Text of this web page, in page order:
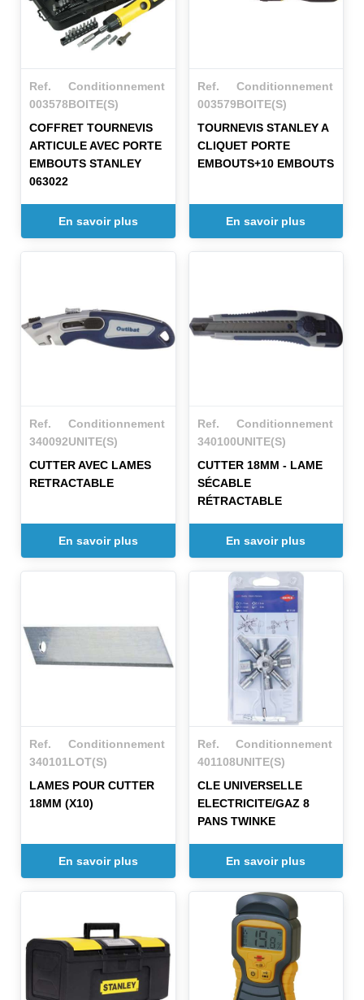
Ref.
003578
Conditionnement
BOITE(S)
COFFRET TOURNEVIS
ARTICULE AVEC PORTE
EMBOUTS STANLEY
063022
En savoir plus
Ref.
003579
Conditionnement
BOITE(S)
TOURNEVIS STANLEY A
CLIQUET PORTE
EMBOUTS+10 EMBOUTS
En savoir plus
Ref.
340092
Conditionnement
UNITE(S)
CUTTER AVEC LAMES
RETRACTABLE
En savoir plus
Ref.
340100
Conditionnement
UNITE(S)
CUTTER 18MM - LAME
SÉCABLE
RÉTRACTABLE
En savoir plus
Ref.
340101
Conditionnement
LOT(S)
LAMES POUR CUTTER
18MM (X10)
En savoir plus
Ref.
401108
Conditionnement
UNITE(S)
CLE UNIVERSELLE
ELECTRICITE/GAZ 8
PANS TWINKE
En savoir plus